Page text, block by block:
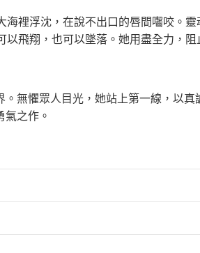
裡浮沈，在說不出口的唇間囓咬。靈
飛翔，也可以墜落。她用盡全力，阻
無懼眾人目光，她站上第一線，以真
之作。